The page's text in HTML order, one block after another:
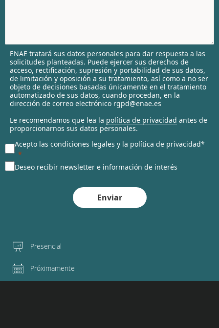
l
e
c
t
e
d
ENAE tratará sus datos personales para dar respuesta a las
solicitudes planteadas. Puede ejercer sus derechos de
acceso, rectificación, supresión y portabilidad de sus datos,
de limitación y oposición a su tratamiento, así como a no ser
objeto de decisiones basadas únicamente en el tratamiento
automatizado de sus datos, cuando procedan, en la
dirección de correo electrónico rgpd@enae.es
Le recomendamos que lea la política de privacidad antes de
proporcionarnos sus datos personales.
Acepto las condiciones legales y la política de privacidad*
Deseo recibir newsletter e información de interés
Enviar
Presencial
Próximamente